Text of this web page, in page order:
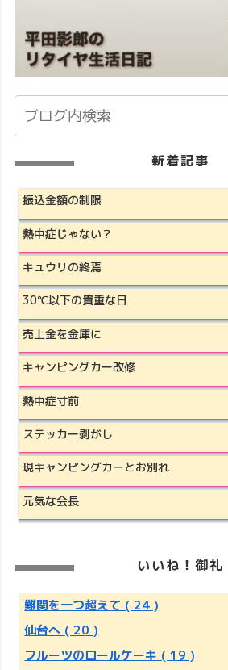
新着記事
振込金額の制限
熱中症じゃない？
キュウリの終焉
30℃以下の貴重な日
売上金を金庫に
キャンピングカー改修
熱中症寸前
ステッカー剥がし
現キャンピングカーとお別れ
元気な会長
いいね！御礼
難関を一つ超えて ( 24 )
仙台へ ( 20 )
フルーツのロールケーキ ( 19 )